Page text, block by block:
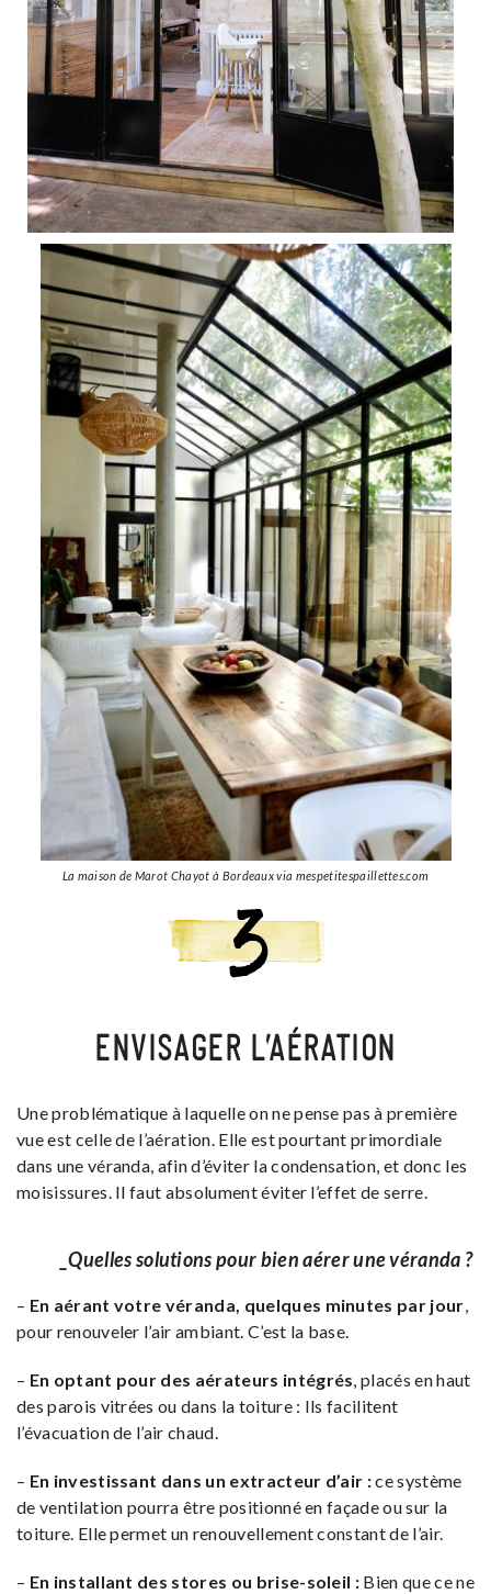
La maison de Marot Chayot à Bordeaux via mespetitespaillettes.com
ENVISAGER L’AÉRATION
Une problématique à laquelle on ne pense pas à première
vue est celle de l’aération. Elle est pourtant primordiale
dans une véranda, afin d’éviter la condensation, et donc les
moisissures. Il faut absolument éviter l’effet de serre.
_Quelles solutions pour bien aérer une véranda ?
– En aérant votre véranda, quelques minutes par jour,
pour renouveler l’air ambiant. C’est la base.
– En optant pour des aérateurs intégrés, placés en haut
des parois vitrées ou dans la toiture : Ils facilitent
l’évacuation de l’air chaud.
– En investissant dans un extracteur d’air :ce système
de ventilation pourra être positionné en façade ou sur la
toiture. Elle permet un renouvellement constant de l’air.
– En installant des stores ou brise-soleil : Bien que ce ne